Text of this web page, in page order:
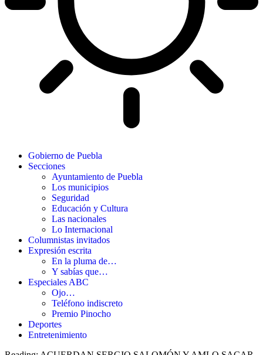
Gobierno de Puebla
Secciones
Ayuntamiento de Puebla
Los municipios
Seguridad
Educación y Cultura
Las nacionales
Lo Internacional
Columnistas invitados
Expresión escrita
En la pluma de…
Y sabías que…
Especiales ABC
Ojo…
Teléfono indiscreto
Premio Pinocho
Deportes
Entretenimiento